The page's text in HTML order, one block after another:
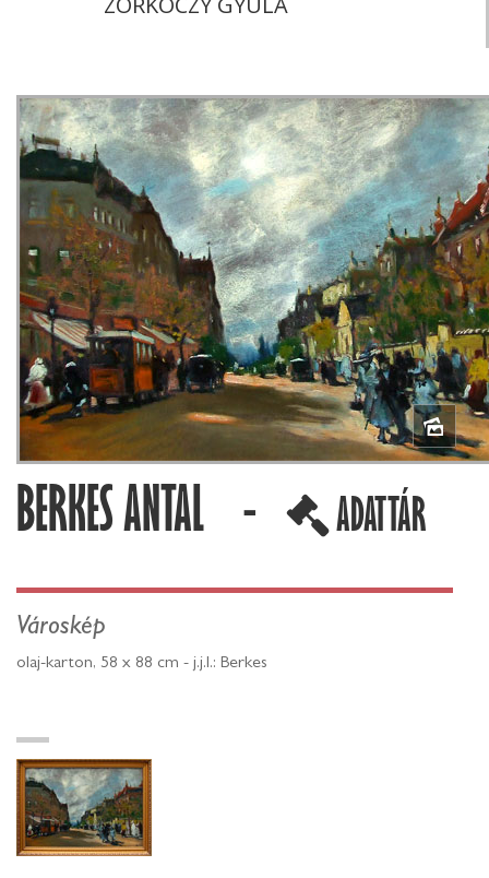
BERKES ANTAL - ADATTÁR
Városkép
olaj-karton, 58 x 88 cm - j.j.l.: Berkes